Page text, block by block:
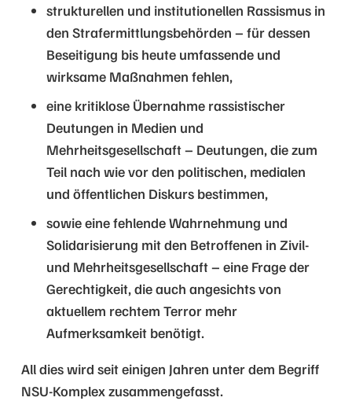
strukturellen und institutionellen Rassismus in
den Strafermittlungsbehörden – für dessen
Beseitigung bis heute umfassende und
wirksame Maßnahmen fehlen,
eine kritiklose Übernahme rassistischer
Deutungen in Medien und
Mehrheitsgesellschaft – Deutungen, die zum
Teil nach wie vor den politischen, medialen
und öffentlichen Diskurs bestimmen,
sowie eine fehlende Wahrnehmung und
Solidarisierung mit den Betroffenen in Zivil-
und Mehrheitsgesellschaft – eine Frage der
Gerechtigkeit, die auch angesichts von
aktuellem rechtem Terror mehr
Aufmerksamkeit benötigt.
All dies wird seit einigen Jahren unter dem Begriff
NSU-Komplex zusammengefasst.